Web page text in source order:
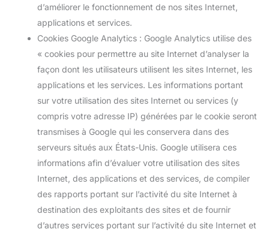
d’améliorer le fonctionnement de nos sites Internet,
applications et services.
Cookies Google Analytics : Google Analytics utilise des
« cookies pour permettre au site Internet d’analyser la
façon dont les utilisateurs utilisent les sites Internet, les
applications et les services. Les informations portant
sur votre utilisation des sites Internet ou services (y
compris votre adresse IP) générées par le cookie seront
transmises à Google qui les conservera dans des
serveurs situés aux États-Unis. Google utilisera ces
informations afin d’évaluer votre utilisation des sites
Internet, des applications et des services, de compiler
des rapports portant sur l’activité du site Internet à
destination des exploitants des sites et de fournir
d’autres services portant sur l’activité du site Internet et